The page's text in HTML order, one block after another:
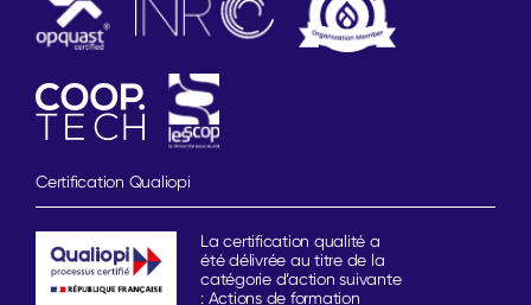
Certification Qualiopi
La certification qualité a
été délivrée au titre de la
catégorie d’action suivante
: Actions de formation